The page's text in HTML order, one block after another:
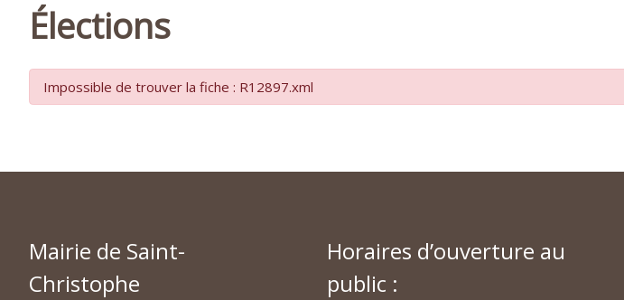
Élections
Impossible de trouver la fiche : R12897.xml
Mairie de Saint-
Christophe
Horaires d’ouverture au
public :